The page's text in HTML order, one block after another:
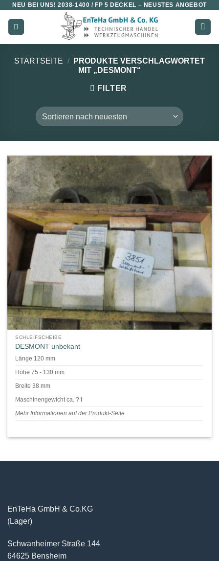
Zum
Inhalt
springen
NEU BEI UNS!2038-1400 / FP 5 DECKEL – NEUSTES ANGEBOT
STARTSEITE /
PRODUKTE VERSCHLAGWORTET
MIT „DESMONT“
FILTER
SCHLEIFSCHEIBE
DESMONT unbekant
Länge 120 mm
Höhe 75 - 130 mm
Breite 38 mm
Maschinengewicht ca. ? t
Mehr Informationen auf der Produkt-Seite
EnTeHa GmbH & Co.KG
(Lager)
Schwanheimer Straße 144
64625 Bensheim